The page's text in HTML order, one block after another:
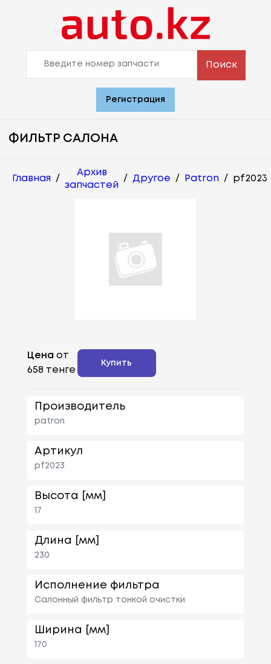
Поиск
Регистрация
ФИЛЬТР САЛОНА
Главная /
Архив
запчастей
/ Другое / Patron / pf2023
Цена от
658 тенге
Купить
Производитель
patron
Артикул
pf2023
Высота [мм]
17
Длина [мм]
230
Исполнение фильтра
Салонный фильтр тонкой очистки
Ширина [мм]
170